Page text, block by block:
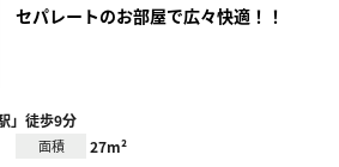
セパレートのお部屋で広々快適！！
」徒歩9分
面積 27m²